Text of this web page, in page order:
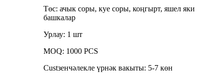
Төс: ачык соры, куе соры, коңгырт, яшел яки
башкалар
Урлау: 1 шт
MOQ: 1000 PCS
Custзенчәлекле үрнәк вакыты: 5-7 көн